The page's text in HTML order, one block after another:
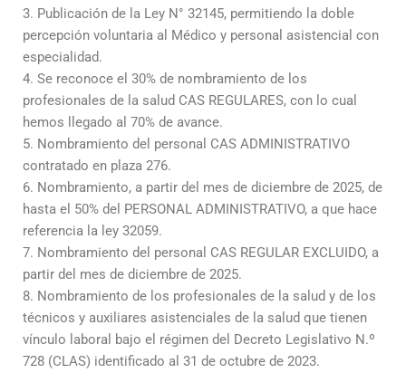
3. Publicación de la Ley N° 32145, permitiendo la doble
percepción voluntaria al Médico y personal asistencial con
especialidad.
4. Se reconoce el 30% de nombramiento de los
profesionales de la salud CAS REGULARES, con lo cual
hemos llegado al 70% de avance.
5. Nombramiento del personal CAS ADMINISTRATIVO
contratado en plaza 276.
6. Nombramiento, a partir del mes de diciembre de 2025, de
hasta el 50% del PERSONAL ADMINISTRATIVO, a que hace
referencia la ley 32059.
7. Nombramiento del personal CAS REGULAR EXCLUIDO, a
partir del mes de diciembre de 2025.
8. Nombramiento de los profesionales de la salud y de los
técnicos y auxiliares asistenciales de la salud que tienen
vínculo laboral bajo el régimen del Decreto Legislativo N.º
728 (CLAS) identificado al 31 de octubre de 2023.